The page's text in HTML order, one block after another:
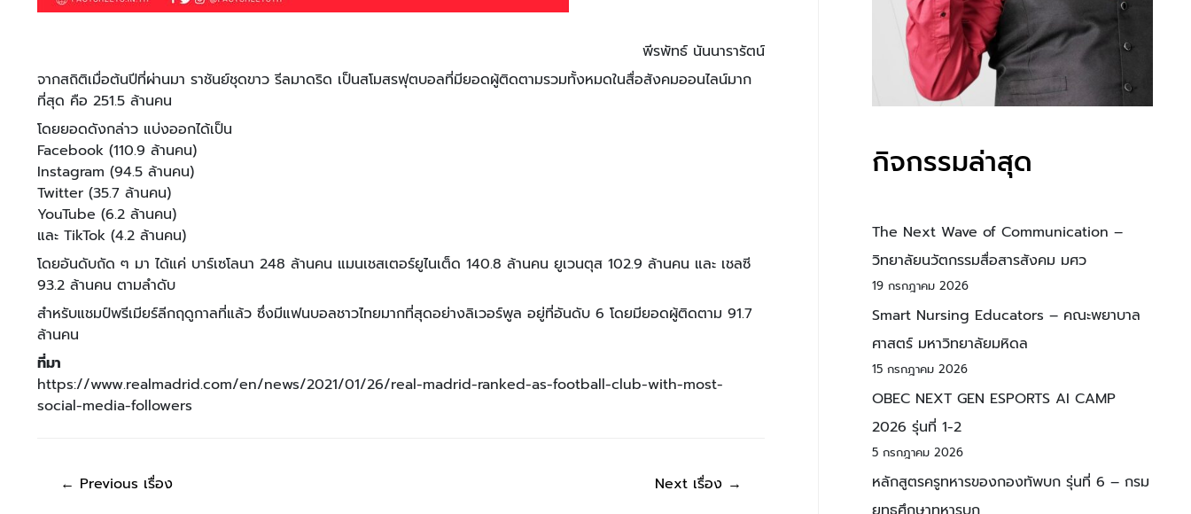
พีรพัทธ์ นันนารารัตน์
จากสถิติเมื่อต้นปีที่ผ่านมา ราชันย์ชุดขาว รีลมาดริด เป็นสโมสรฟุตบอลที่มียอดผู้ติดตามรวมทั้งหมดในสื่อสังคมออนไลน์มาก
ที่สุด คือ 251.5 ล้านคน
โดยยอดดังกล่าว แบ่งออกได้เป็น
Facebook (110.9 ล้านคน)
Instagram (94.5 ล้านคน)
Twitter (35.7 ล้านคน)
YouTube (6.2 ล้านคน)
และ TikTok (4.2 ล้านคน)
โดยอันดับถัด ๆ มา ได้แค่ บาร์เซโลนา 248 ล้านคน แมนเชสเตอร์ยูไนเต็ด 140.8 ล้านคน ยูเวนตุส 102.9 ล้านคน และ เชลซี
93.2 ล้านคน ตามลำดับ
สำหรับแชมป์พรีเมียร์ลีกฤดูกาลที่แล้ว ซึ่งมีแฟนบอลชาวไทยมากที่สุดอย่างลิเวอร์พูล อยู่ที่อันดับ 6 โดยมียอดผู้ติดตาม 91.7
ล้านคน
ที่มา
https://www.realmadrid.com/en/news/2021/01/26/real-madrid-ranked-as-football-club-with-most-
social-media-followers
← Previous เรื่อง Next เรื่อง →
กิจกรรมล่าสุด
The Next Wave of Communication –
วิทยาลัยนวัตกรรมสื่อสารสังคม มศว
19 กรกฎาคม 2026
Smart Nursing Educators – คณะพยาบาล
ศาสตร์ มหาวิทยาลัยมหิดล
15 กรกฎาคม 2026
OBEC NEXT GEN ESPORTS AI CAMP
2026 รุ่นที่ 1-2
5 กรกฎาคม 2026
หลักสูตรครูทหารของกองทัพบก รุ่นที่ 6 – กรม